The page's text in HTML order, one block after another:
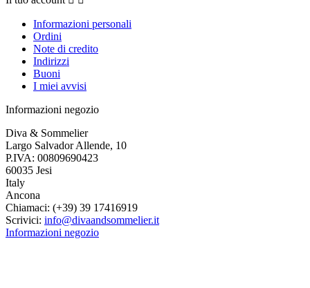
Informazioni personali
Ordini
Note di credito
Indirizzi
Buoni
I miei avvisi
Informazioni negozio
Diva & Sommelier
Largo Salvador Allende, 10
P.IVA: 00809690423
60035 Jesi
Italy
Ancona
Chiamaci: (+39) 39 17416919
Scrivici: info@divaandsommelier.it
Informazioni negozio